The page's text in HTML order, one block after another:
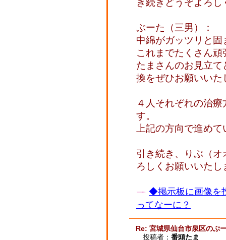
き続きどうぞよろ
ぷーた（三男）：
中綿がガッツリと
これまでたくさん
たまさんのお見立
換をぜひお願いいた
４人それぞれの治
す。
上記の方向で進め
引き続き、りぶ（
ろしくお願いいたし
◆掲示板に画像を
ってなーに？
Re: 宮城県仙台市泉区のぷ
投稿者： 番頭たま